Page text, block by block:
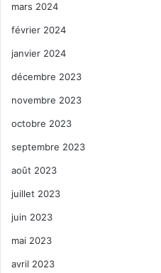
mars 2024
février 2024
janvier 2024
décembre 2023
novembre 2023
octobre 2023
septembre 2023
août 2023
juillet 2023
juin 2023
mai 2023
avril 2023